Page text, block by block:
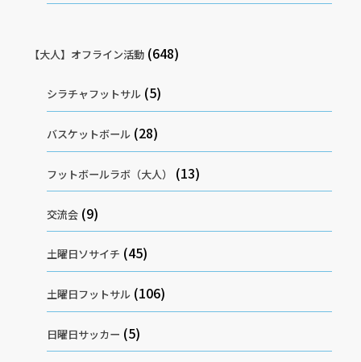
【大人】オフライン活動(648)
シラチャフットサル (5)
バスケットボール (28)
フットボールラボ（大人） (13)
交流会 (9)
土曜日ソサイチ (45)
土曜日フットサル (106)
日曜日サッカー (5)